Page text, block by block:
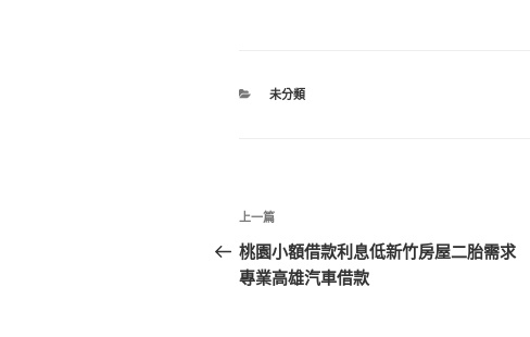
分
未分類
文
章
導
上
一
篇
上一篇
桃園小額借款利息低新竹房屋二胎需求
專業高雄汽車借款